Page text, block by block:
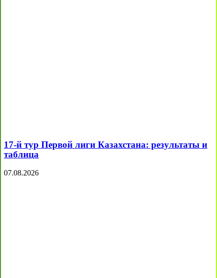
17-й тур Первой лиги Казахстана: результаты и
таблица
07.08.2026